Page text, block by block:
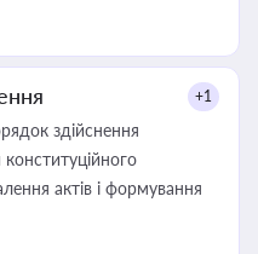
+1
здійснення
актів і формування